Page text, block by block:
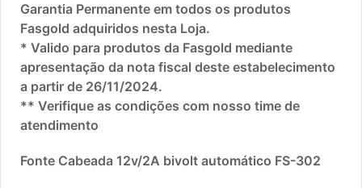
Garantia Permanente em todos os produtos
Fasgold adquiridos nesta Loja.
* Valido para produtos da Fasgold mediante
apresentação da nota fiscal deste estabelecimento
a partir de 26/11/2024.
** Verifique as condições com nosso time de
atendimento
Fonte Cabeada 12v/2A bivolt automático FS-302